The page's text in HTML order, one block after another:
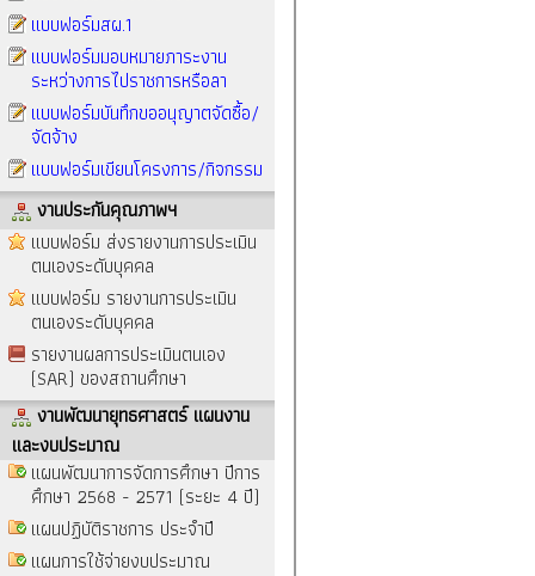
แบบฟอร์มสผ.1
แบบฟอร์มมอบหมายภาระงาน
ระหว่างการไปราชการหรือลา
แบบฟอร์มบันทึกขออนุญาตจัดซื้อ/
จัดจ้าง
แบบฟอร์มเขียนโครงการ/กิจกรรม
งานประกันคุณภาพฯ
แบบฟอร์ม ส่งรายงานการประเมิน
ตนเองระดับบุคคล
แบบฟอร์ม รายงานการประเมิน
ตนเองระดับบุคคล
รายงานผลการประเมินตนเอง
(SAR) ของสถานศึกษา
งานพัฒนายุทธศาสตร์ แผนงาน
และงบประมาณ
แผนพัฒนาการจัดการศึกษา ปีการ
ศึกษา 2568 - 2571 (ระยะ 4 ปี)
แผนปฏิบัติราชการ ประจำปี
แผนการใช้จ่ายงบประมาณ